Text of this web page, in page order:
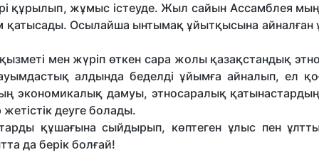
құрылып, жұмыс істеуде. Жыл сайын Ассамблея
Осылайша ынтымақ ұйытқысына айналған
мен жүріп өткен сара жолы қазақстандық
алдында беделді ұйымға айналып, ел
экономикалық дамуы, этносаралық
деуге болады.
құшағына сыйдырып, көптеген ұлыс пен
да берік болғай!